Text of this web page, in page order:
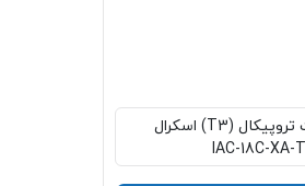
کولر اسپلیت تروپیکال (T3) اسکرال